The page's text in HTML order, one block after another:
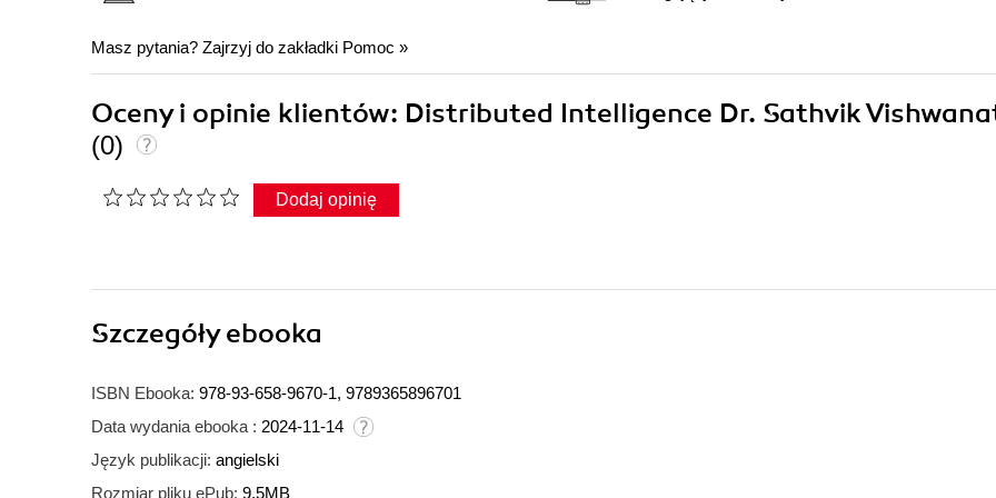
Masz pytania? Zajrzyj do zakładki Pomoc »
Oceny i opinie klientów: Distributed Intelligence Dr. Sathvik
(0)
Dodaj opinię
Szczegółyebooka
ISBN Ebooka: 978-93-658-9670-1, 9789365896701
Data wydania ebooka : 2024-11-14
Język publikacji: angielski
Rozmiar pliku ePub: 9.5MB